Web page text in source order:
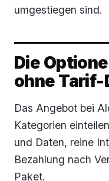
umgestiegen sind.
Die
ohne
Das Angebot bei
Kategorien
und Daten, reine
Bezahlung nach
Paket.